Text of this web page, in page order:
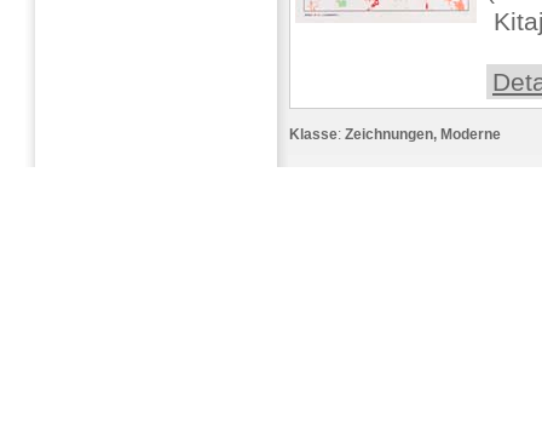
Klasse: Zeichnungen, Moderne